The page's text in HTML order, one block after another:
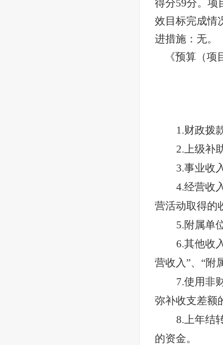
得分59分。项
效目标完成情
进措施：无。
《预算（
1.财政拨
2.上级补
3.事业收
4.经营收
营活动取得的
5.附属单
6.其他收
营收入”、“附
7.使用非
弥补收支差额
8.上年结
的资金。